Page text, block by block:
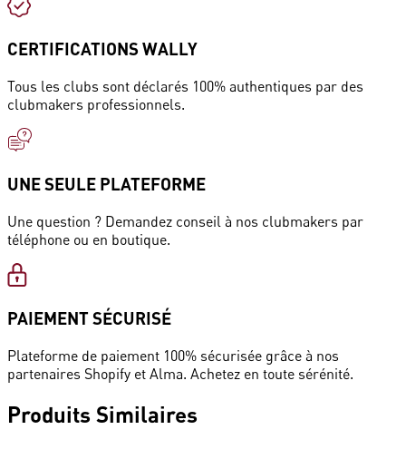
CERTIFICATIONS WALLY
Tous les clubs sont déclarés 100% authentiques par des
clubmakers professionnels.
UNE SEULE PLATEFORME
Une question ? Demandez conseil à nos clubmakers par
téléphone ou en boutique.
PAIEMENT SÉCURISÉ
Plateforme de paiement 100% sécurisée grâce à nos
partenaires Shopify et Alma. Achetez en toute sérénité.
Produits Similaires